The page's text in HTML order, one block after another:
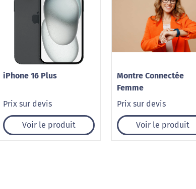
iPhone 16 Plus
Prix sur devis
Voir le produit
Montre Connectée
Femme
Prix sur devis
Voir le produit